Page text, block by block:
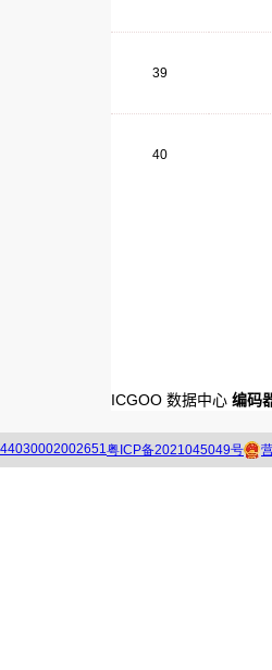
39
40
ICGOO 数据中心 编码